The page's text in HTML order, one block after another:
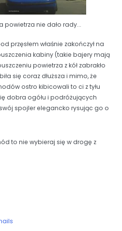
powietrza nie dało rady...
przęsłem właśnie zakończył na
kabiny (takie bajery mają
powietrza z kół zabrakło
się coraz dłuższa i mimo, że
ostro kibicowali to ci z tyłu
dobra ogółu i podróżujących
spojler elegancko rysując go o
to nie wybieraj się w drogę z